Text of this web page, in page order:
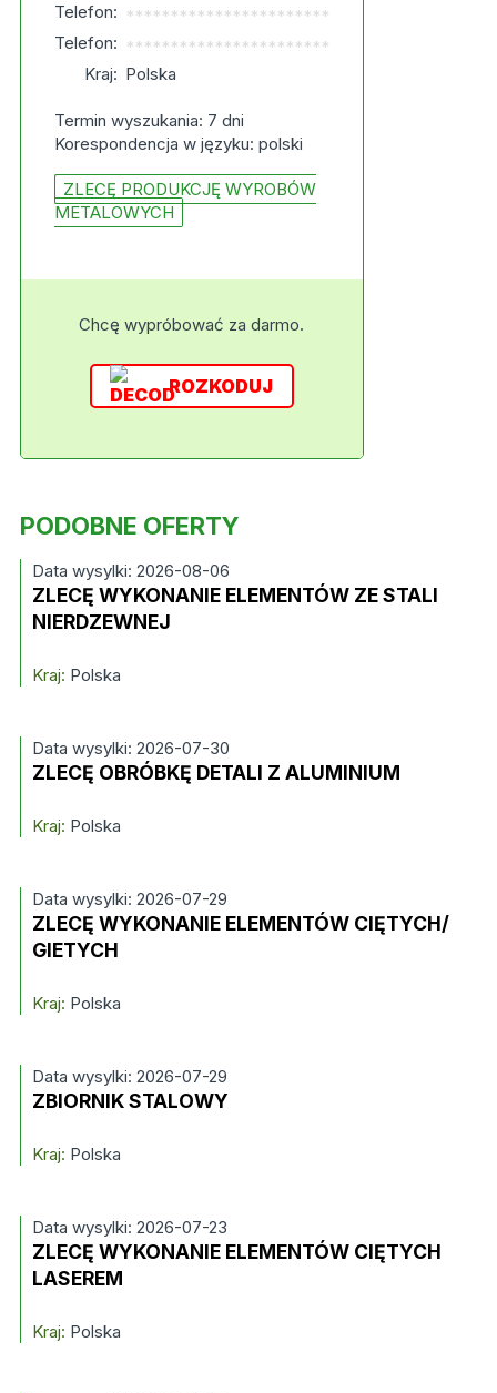
Telefon: ***********************
Telefon: ***********************
Kraj: Polska
Termin wyszukania: 7 dni
Korespondencja w języku: polski
ZLECĘ PRODUKCJĘ WYROBÓW
METALOWYCH
Chcę wypróbować za darmo.
ROZKODUJ
PODOBNE OFERTY
Data wysylki: 2026-08-06
ZLECĘ WYKONANIE ELEMENTÓW ZE STALI
NIERDZEWNEJ
Kraj: Polska
Data wysylki: 2026-07-30
ZLECĘ OBRÓBKĘ DETALI Z ALUMINIUM
Kraj: Polska
Data wysylki: 2026-07-29
ZLECĘ WYKONANIE ELEMENTÓW CIĘTYCH/
GIETYCH
Kraj: Polska
Data wysylki: 2026-07-29
ZBIORNIK STALOWY
Kraj: Polska
Data wysylki: 2026-07-23
ZLECĘ WYKONANIE ELEMENTÓW CIĘTYCH
LASEREM
Kraj: Polska